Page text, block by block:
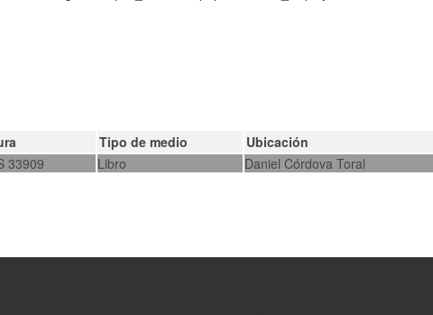
Tipo de medio Ubicación
33909 Libro Daniel Córdova Toral